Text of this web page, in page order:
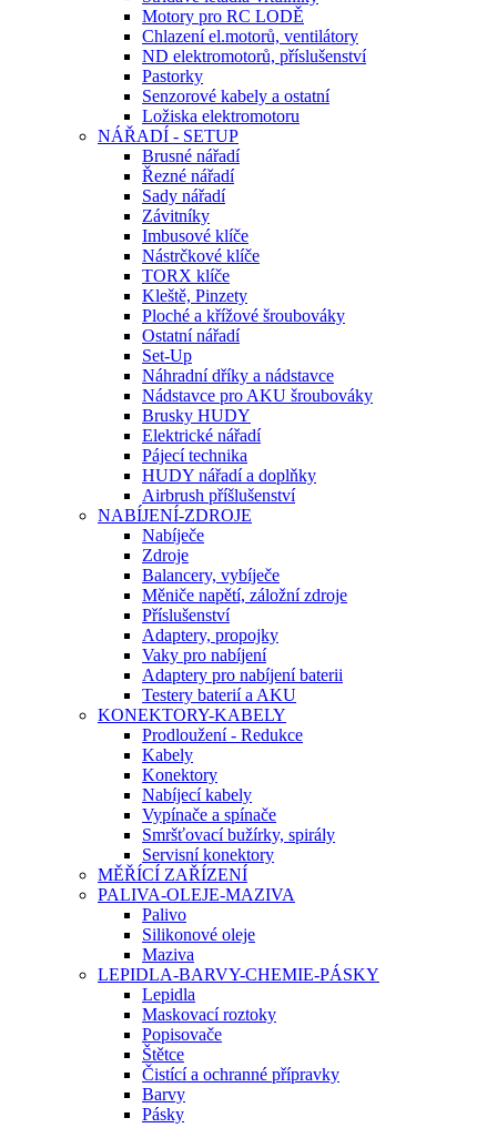
Motory pro RC LODĚ
Chlazení el.motorů, ventilátory
ND elektromotorů, příslušenství
Pastorky
Senzorové kabely a ostatní
Ložiska elektromotoru
NÁŘADÍ - SETUP
Brusné nářadí
Řezné nářadí
Sady nářadí
Závitníky
Imbusové klíče
Nástrčkové klíče
TORX klíče
Kleště, Pinzety
Ploché a křížové šroubováky
Ostatní nářadí
Set-Up
Náhradní dříky a nádstavce
Nádstavce pro AKU šroubováky
Brusky HUDY
Elektrické nářadí
Pájecí technika
HUDY nářadí a doplňky
Airbrush příšlušenství
NABÍJENÍ-ZDROJE
Nabíječe
Zdroje
Balancery, vybíječe
Měniče napětí, záložní zdroje
Příslušenství
Adaptery, propojky
Vaky pro nabíjení
Adaptery pro nabíjení baterii
Testery baterií a AKU
KONEKTORY-KABELY
Prodloužení - Redukce
Kabely
Konektory
Nabíjecí kabely
Vypínače a spínače
Smršťovací bužírky, spirály
Servisní konektory
MĚŘÍCÍ ZAŘÍZENÍ
PALIVA-OLEJE-MAZIVA
Palivo
Silikonové oleje
Maziva
LEPIDLA-BARVY-CHEMIE-PÁSKY
Lepidla
Maskovací roztoky
Popisovače
Štětce
Čistící a ochranné přípravky
Barvy
Pásky